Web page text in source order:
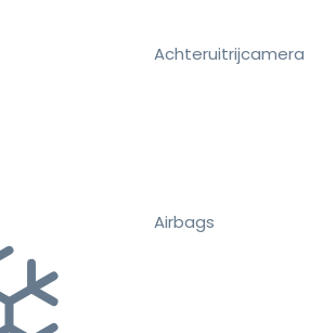
Achteruitrijcamera
Airbags